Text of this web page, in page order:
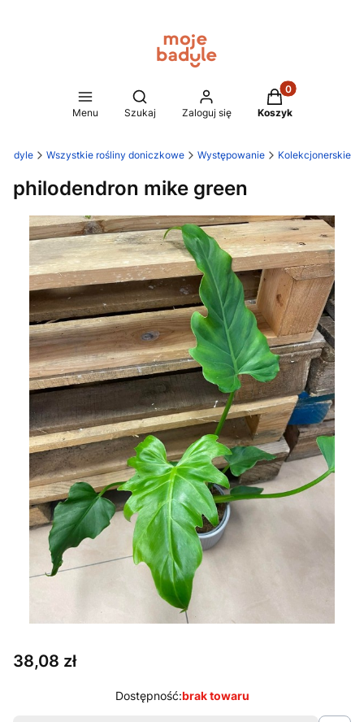
Menu
Otwórz wyszukiwarkę
Szukaj Zaloguj się
Produkty w
Koszyk
Wszystkie rośliny doniczkowe Występowanie Kolekcjonerskie
philodendron mike green
Cena
38,08 zł
Dostępność:brak towaru